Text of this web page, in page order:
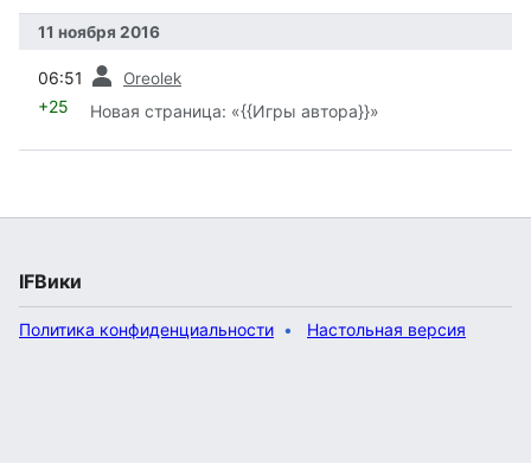
11 ноября 2016
06:51 Oreolek
+25 Новая страница: «{{Игры автора}}»
IFВики
Политика конфиденциальности Настольная версия